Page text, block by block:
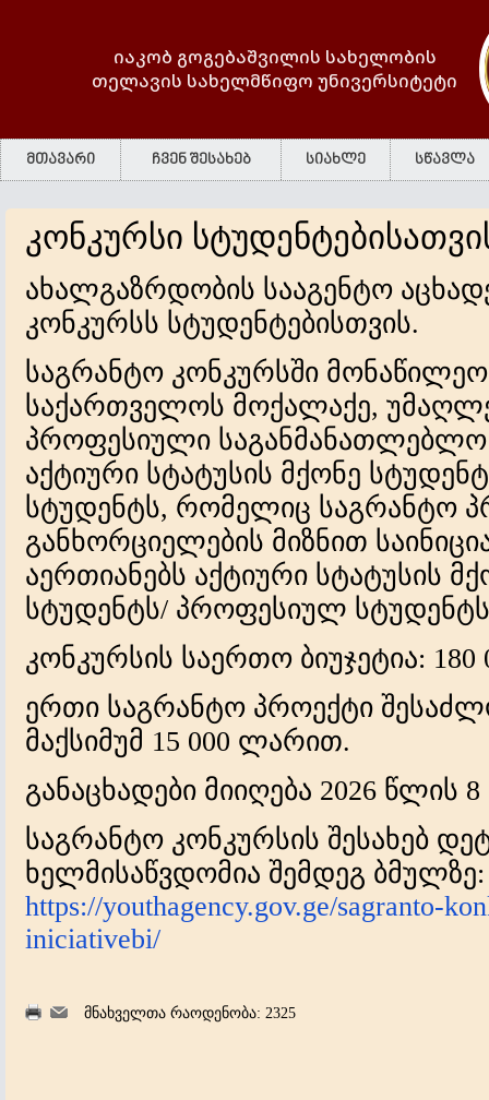
იაკობ გოგებაშვილის სახელობის
თელავის სახელმწიფო უნივერსიტეტი
მთავარი ჩვენ შესახებ სიახლე სწავლა
კონკურსი
ახალგაზრდობის სააგენტო
კონკურსს სტუდენტებისთვის.
საგრანტო კონკურსში
საქართველოს მოქალაქე,
პროფესიული საგანმანათლებლო
აქტიური სტატუსის მქონე
სტუდენტს, რომელიც საგრანტო
განხორციელების მიზნით
აერთიანებს აქტიური სტატუსის
სტუდენტს/ პროფესიულ
კონკურსის საერთო ბიუჯეტია:
ერთი საგრანტო პროექტი
მაქსიმუმ 15 000 ლარით.
განაცხადები მიიღება 2026 წლის
საგრანტო კონკურსის შესახებ
ხელმისაწვდომია შემდეგ ბმულზე:
https://youthagency.gov.ge/sagranto-
iniciativebi/
მნახველთა რაოდენობა: 2325